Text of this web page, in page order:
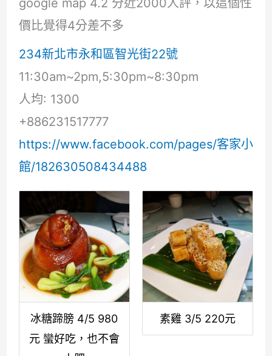
google map 4.2 分近2000人評，以這個性
價比覺得4分差不多
234新北市永和區智光街22號
11:30am~2pm,5:30pm~8:30pm
人均: 1300
+886231517777
https://www.facebook.com/pages/客家小
館/182630508434488
冰糖蹄膀 4/5 980
元 蠻好吃，也不會
素雞 3/5 220元